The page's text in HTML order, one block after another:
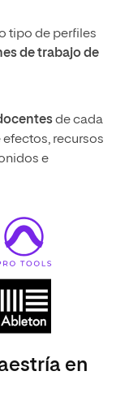
tipo de perfiles
de trabajo de
de cada
efectos, recursos
e
en